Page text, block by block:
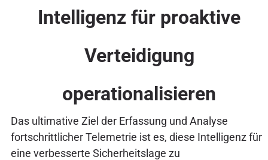
Intelligenz für proaktive
Verteidigung
operationalisieren
Das ultimative Ziel der Erfassung und Analyse
fortschrittlicher Telemetrie ist es, diese Intelligenz für
eine verbesserte Sicherheitslage zu